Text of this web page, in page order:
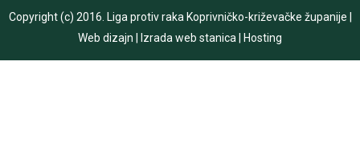
Copyright (c) 2016. Liga protiv raka Koprivničko-križevačke županije
Web dizajn
Izrada web stanica Hosting